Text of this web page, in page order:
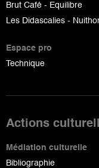
Brut Café - Equilibre
Les Didascalies -
Espace pro
Technique
Actions
Médiation culturelle
Bibliographie